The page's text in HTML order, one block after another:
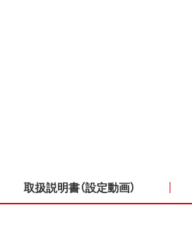
取扱説明書（設定動画）